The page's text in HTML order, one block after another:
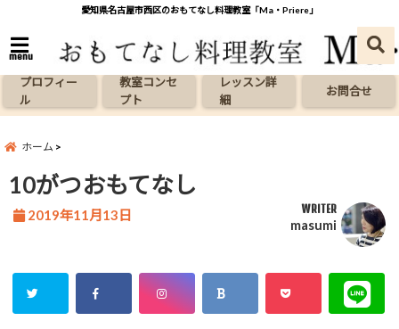
愛知県名古屋市西区のおもてなし料理教室「Ma・Priere」
menu
プロフィー
ル
教室コンセ
プト
レッスン詳
細
お問合せ
ホーム
10がつおもてなし
2019年11月13日 WRITER
masumi